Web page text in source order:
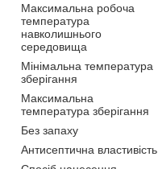
Максимальна робоча
температура
навколишнього
середовища
Мінімальна температура
зберігання
Максимальна
температура зберігання
Без запаху
Антисептична властивість